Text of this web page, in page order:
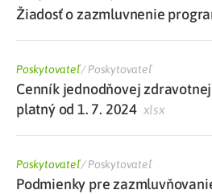
Žiadosť o zazmluvnenie
Poskytovateľ/Poskytovateľ
Cenník jednodňovej
platný od 1. 7. 2024 xlsx
Poskytovateľ/Poskytovateľ
Podmienky pre